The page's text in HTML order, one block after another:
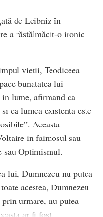
ca asocierea
datorita interesului.
altii determina crearea
individuale. Locke
fiind fundamental
si intarirea
naturala.
figură aparte în lumea
Colaborator al
de proiectul
ca pe un om dintr-
spirit combativ, chiar
acestei separări este de
respecta libertățile
puterilor a
democrațiilor
teoretizata de John
este reținuta cel mai
definita în Despre
unui guvern compus
de Leibniz în
a răstălmăcit-o ironic
vietii, Teodiceea
bunatatea lui
lume, afirmand ca
ca lumea existenta este
Aceasta
in faimosul sau
sau Optimismul.
lui, Dumnezeu nu putea
acestea, Dumnezeu
urmare, nu putea
ar fi fost